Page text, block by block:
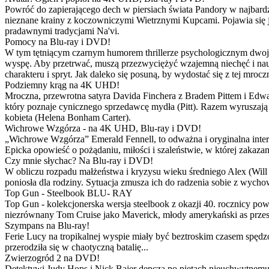
Powróć do zapierającego dech w piersiach świata Pandory w
nieznane krainy z koczowniczymi Wietrznymi Kupcami. Pojawia
pradawnymi tradycjami Na'vi.
Pomocy na Blu-ray i DVD!
W tym tętniącym czarnym humorem thrillerze psychologicznym
wyspę. Aby przetrwać, muszą przezwyciężyć wzajemną niechęć i
charakteru i spryt. Jak daleko się posuną, by wydostać się z tej
Podziemny krąg na 4K UHD!
Mroczna, przewrotna satyra Davida Finchera z Bradem Pittem i
który poznaje cynicznego sprzedawcę mydła (Pitt). Razem
kobieta (Helena Bonham Carter).
Wichrowe Wzgórza - na 4K UHD, Blu-ray i DVD!
„Wichrowe Wzgórza” Emerald Fennell, to odważna i oryginalna
Epicka opowieść o pożądaniu, miłości i szaleństwie, w której
Czy mnie słychac? Na Blu-ray i DVD!
W obliczu rozpadu małżeństwa i kryzysu wieku średniego Alex
poniosła dla rodziny. Sytuacja zmusza ich do radzenia sobie z
Top Gun - Steelbook BLU- RAY
Top Gun - kolekcjonerska wersja steelbook z okazji 40. rocznicy
niezrównany Tom Cruise jako Maverick, młody amerykański as
Szympans na Blu-ray!
Ferie Lucy na tropikalnej wyspie miały być beztroskim czasem
przerodziła się w chaotyczną batalię...
Zwierzogród 2 na DVD!